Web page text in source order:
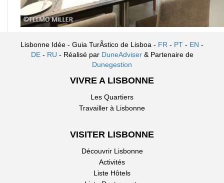
Lisbonne Idée - Guia TurÃ­stico de Lisboa - FR - PT - EN -
DE- RU - Réalisé par DuneAdviser & Partenaire de
Dunegestion
VIVRE A LISBONNE
Les Quartiers
Travailler à Lisbonne
VISITER LISBONNE
Découvrir Lisbonne
Activités
Liste Hôtels